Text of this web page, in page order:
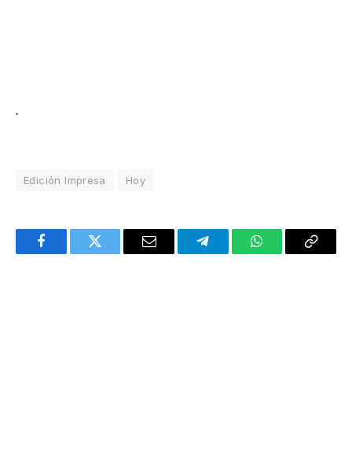
.
Edición Impresa Hoy
FacebookTwitter Email TelegramWhatsAppCopy